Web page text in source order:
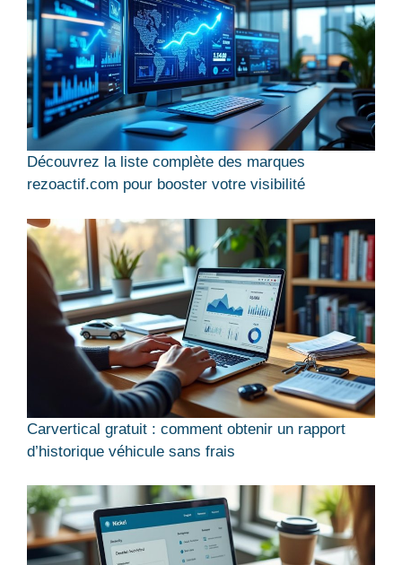
Découvrez la liste complète des marques
rezoactif.com pour booster votre visibilité
Carvertical gratuit : comment obtenir un rapport
d’historique véhicule sans frais